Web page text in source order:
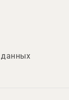
данных